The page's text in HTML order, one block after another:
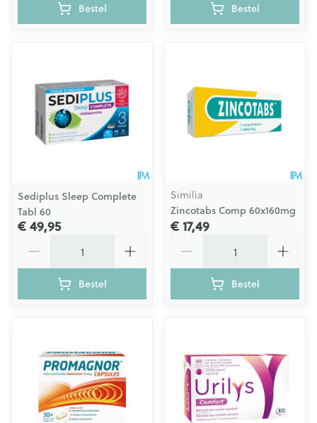
Bestel Bestel
Sediplus Sleep Complete
Tabl 60
€ 49,95
Bestel
Similia
Zincotabs Comp 60x160mg
€ 17,49
Bestel